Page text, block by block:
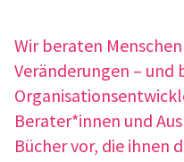
Wir bera­ten
Verän­de­run­gen – und
Berater*innen und
Bücher vor, die ihnen